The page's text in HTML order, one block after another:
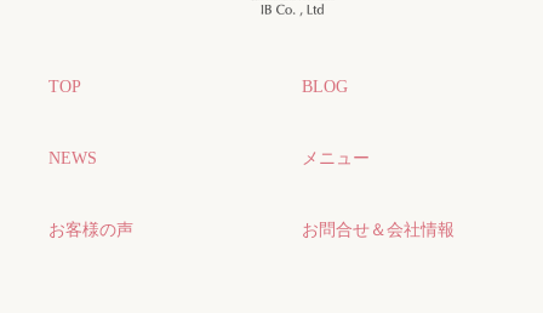
TOP BLOG
NEWS メニュー
お客様の声 お問合せ＆会社情報